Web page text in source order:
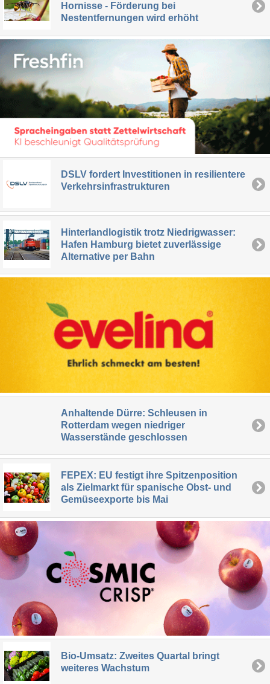
Hornisse - Förderung bei
Nestentfernungen wird erhöht
DSLV fordert Investitionen in resilientere
Verkehrsinfrastrukturen
Hinterlandlogistik trotz Niedrigwasser:
Hafen Hamburg bietet zuverlässige
Alternative per Bahn
Anhaltende Dürre: Schleusen in
Rotterdam wegen niedriger
Wasserstände geschlossen
FEPEX: EU festigt ihre Spitzenposition
als Zielmarkt für spanische Obst- und
Gemüseexporte bis Mai
Bio-Umsatz: Zweites Quartal bringt
weiteres Wachstum